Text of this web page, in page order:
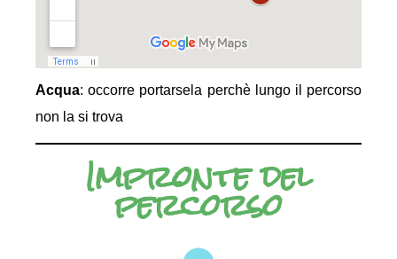
Acqua: occorre portarsela perchè lungo il percorso
non la si trova
Impronte del
percorso